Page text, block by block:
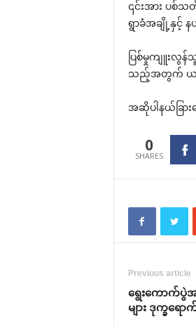
၎င်းအား ပစ်
ရွာခံအချို့နှင့် န
ပြစ်မှုကျူးလွန်
သည့်အတွက် ယခုလို
အဆိုပါနယ်ခြာ
0
Previous article
ရွေး‌ကောက်ပွဲ
များ ဒုက္ခ‌ရေ